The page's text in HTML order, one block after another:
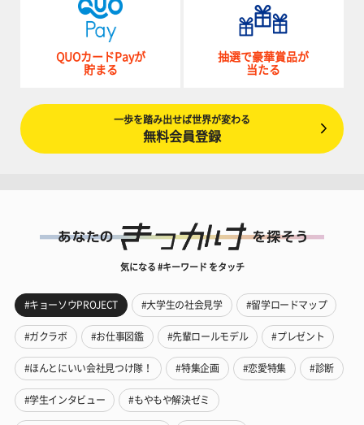
QUOカードPayが
貯まる
抽選で豪華賞品が
当たる
一歩を踏み出せば世界が変わる
無料会員登録
気になる #キーワード をタッチ
#キョーソウPROJECT #大学生の社会見学 #留学ロードマップ
#ガクラボ #お仕事図鑑 #先輩ロールモデル #プレゼント
#ほんとにいい会社見つけ隊！ #特集企画 #恋愛特集 #診断
#学生インタビュー #もやもや解決ゼミ